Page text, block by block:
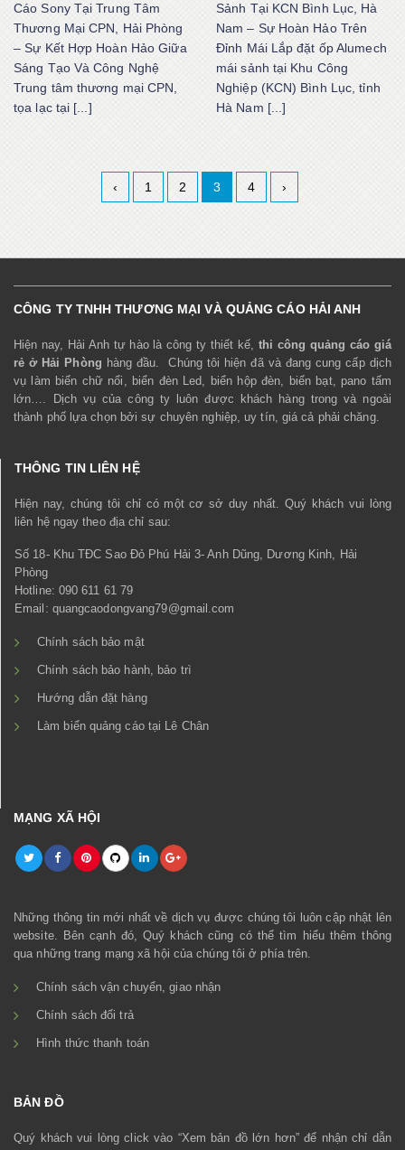
Cáo Sony Tại Trung Tâm
Thương Mại CPN, Hải Phòng
– Sự Kết Hợp Hoàn Hảo Giữa
Sáng Tạo Và Công Nghệ
Trung tâm thương mại CPN,
tọa lạc tại [...]
Sảnh Tại KCN Bình Lục, Hà
Nam – Sự Hoàn Hảo Trên
Đỉnh Mái Lắp đặt ốp Alumech
mái sảnh tại Khu Công
Nghiệp (KCN) Bình Lục, tỉnh
Hà Nam [...]
‹ 1 2 3 4 ›
CÔNG TY TNHH THƯƠNG MẠI VÀ QUẢNG CÁO HẢI ANH
Hiện nay, Hải Anh tự hào là công ty thiết kế, thi công quảng cáo giá
rẻ ở Hải Phòng hàng đầu. Chúng tôi hiện đã và đang cung cấp dịch
vụ làm biển chữ nổi, biển đèn Led, biển hộp đèn, biển bạt, pano tấm
lớn…. Dịch vụ của công ty luôn được khách hàng trong và ngoài
thành phố lựa chọn bởi sự chuyên nghiệp, uy tín, giá cả phải chăng.
THÔNG TIN LIÊN HỆ
Hiện nay, chúng tôi chỉ có một cơ sở duy nhất. Quý khách vui lòng
liên hệ ngay theo địa chỉ sau:
Số 18- Khu TĐC Sao Đỏ Phú Hải 3- Anh Dũng, Dương Kinh, Hải
Phòng
Hotline: 090 611 61 79
Email: quangcaodongvang79@gmail.com
Chính sách bảo mật
Chính sách bảo hành, bảo trì
Hướng dẫn đặt hàng
Làm biển quảng cáo tại Lê Chân
MẠNG XÃ HỘI
Những thông tin mới nhất về dịch vụ được chúng tôi luôn cập nhật lên
website. Bên cạnh đó, Quý khách cũng có thể tìm hiểu thêm thông
qua những trang mạng xã hội của chúng tôi ở phía trên.
Chính sách vận chuyển, giao nhận
Chính sách đổi trả
Hình thức thanh toán
BẢN ĐỒ
Quý khách vui lòng click vào “Xem bản đồ lớn hơn” để nhận chỉ dẫn